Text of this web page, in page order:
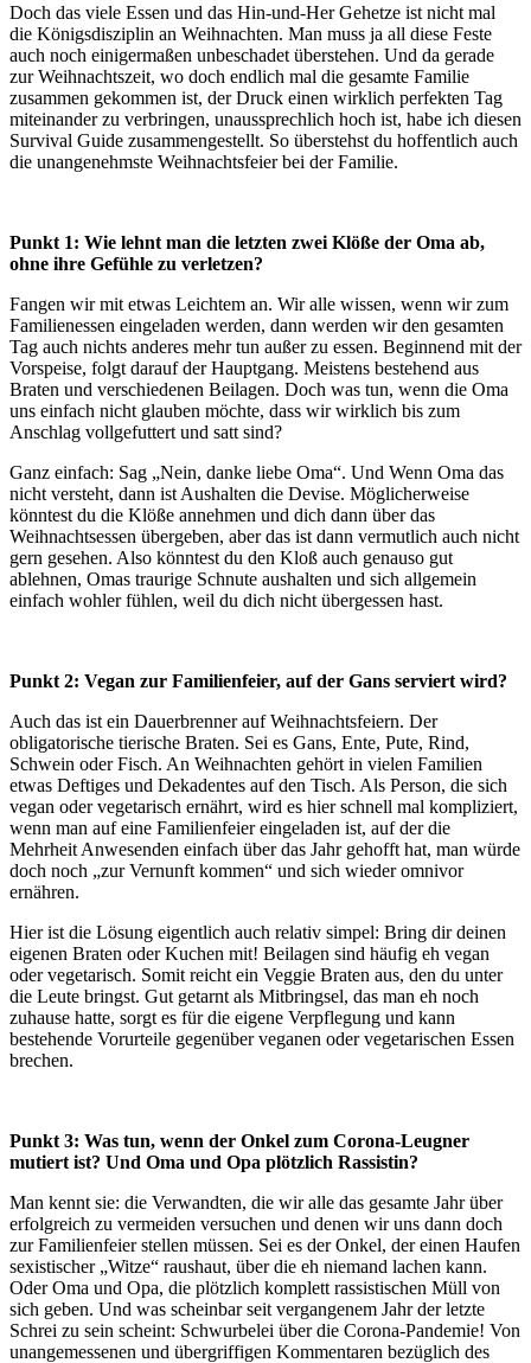
Doch das viele Essen und das Hin-und-Her Gehetze ist nicht mal
die Königsdisziplin an Weihnachten. Man muss ja all diese Feste
auch noch einigermaßen unbeschadet überstehen. Und da gerade
zur Weihnachtszeit, wo doch endlich mal die gesamte Familie
zusammen gekommen ist, der Druck einen wirklich perfekten Tag
miteinander zu verbringen, unaussprechlich hoch ist, habe ich diesen
Survival Guide zusammengestellt. So überstehst du hoffentlich auch
die unangenehmste Weihnachtsfeier bei der Familie.
Punkt 1: Wie lehnt man die letzten zwei Klöße der Oma ab,
ohne ihre Gefühle zu verletzen?
Fangen wir mit etwas Leichtem an. Wir alle wissen, wenn wir zum
Familienessen eingeladen werden, dann werden wir den gesamten
Tag auch nichts anderes mehr tun außer zu essen. Beginnend mit der
Vorspeise, folgt darauf der Hauptgang. Meistens bestehend aus
Braten und verschiedenen Beilagen. Doch was tun, wenn die Oma
uns einfach nicht glauben möchte, dass wir wirklich bis zum
Anschlag vollgefuttert und satt sind?
Ganz einfach: Sag „Nein, danke liebe Oma“. Und Wenn Oma das
nicht versteht, dann ist Aushalten die Devise. Möglicherweise
könntest du die Klöße annehmen und dich dann über das
Weihnachtsessen übergeben, aber das ist dann vermutlich auch nicht
gern gesehen. Also könntest du den Kloß auch genauso gut
ablehnen, Omas traurige Schnute aushalten und sich allgemein
einfach wohler fühlen, weil du dich nicht übergessen hast.
Punkt 2: Vegan zur Familienfeier, auf der Gans serviert wird?
Auch das ist ein Dauerbrenner auf Weihnachtsfeiern. Der
obligatorische tierische Braten. Sei es Gans, Ente, Pute, Rind,
Schwein oder Fisch. An Weihnachten gehört in vielen Familien
etwas Deftiges und Dekadentes auf den Tisch. Als Person, die sich
vegan oder vegetarisch ernährt, wird es hier schnell mal kompliziert,
wenn man auf eine Familienfeier eingeladen ist, auf der die
Mehrheit Anwesenden einfach über das Jahr gehofft hat, man würde
doch noch „zur Vernunft kommen“ und sich wieder omnivor
ernähren.
Hier ist die Lösung eigentlich auch relativ simpel: Bring dir deinen
eigenen Braten oder Kuchen mit! Beilagen sind häufig eh vegan
oder vegetarisch. Somit reicht ein Veggie Braten aus, den du unter
die Leute bringst. Gut getarnt als Mitbringsel, das man eh noch
zuhause hatte, sorgt es für die eigene Verpflegung und kann
bestehende Vorurteile gegenüber veganen oder vegetarischen Essen
brechen.
Punkt 3: Was tun, wenn der Onkel zum Corona-Leugner
mutiert ist? Und Oma und Opa plötzlich Rassistin?
Man kennt sie: die Verwandten, die wir alle das gesamte Jahr über
erfolgreich zu vermeiden versuchen und denen wir uns dann doch
zur Familienfeier stellen müssen. Sei es der Onkel, der einen Haufen
sexistischer „Witze“ raushaut, über die eh niemand lachen kann.
Oder Oma und Opa, die plötzlich komplett rassistischen Müll von
sich geben. Und was scheinbar seit vergangenem Jahr der letzte
Schrei zu sein scheint: Schwurbelei über die Corona-Pandemie! Von
unangemessenen und übergriffigen Kommentaren bezüglich des